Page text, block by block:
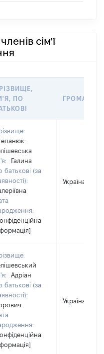
сім'ї
ПО
Галина
батькові (за
Україна
Адріан
батькові (за
Україна